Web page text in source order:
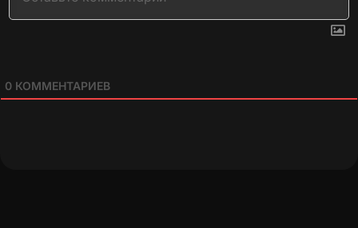
0 КОММЕНТАРИЕВ